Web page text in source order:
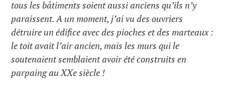
tous les bâtiments soient aussi anciens qu’ils n’y
paraissent. A un moment, j’ai vu des ouvriers
détruire un édifice avec des pioches et des marteaux :
le toit avait l’air ancien, mais les murs qui le
soutenaient semblaient avoir été construits en
parpaing au XXe siècle !